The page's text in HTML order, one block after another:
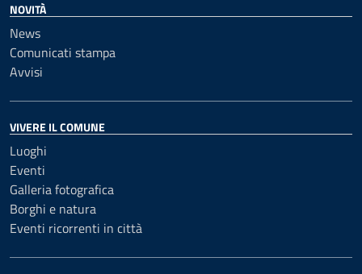
NOVITÀ
News
Comunicati stampa
Avvisi
VIVERE IL COMUNE
Luoghi
Eventi
Galleria fotografica
Borghi e natura
Eventi ricorrenti in città